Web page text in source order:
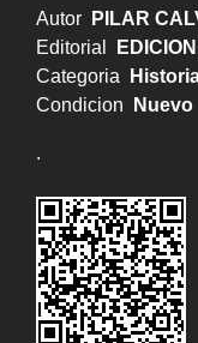
Autor
PILAR
Editorial
Categoria
Condicion
Nuevo
.